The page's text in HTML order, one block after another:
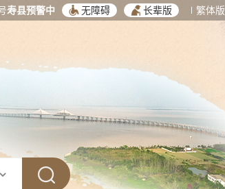
寿县预警中 无障碍 长辈版 繁体版